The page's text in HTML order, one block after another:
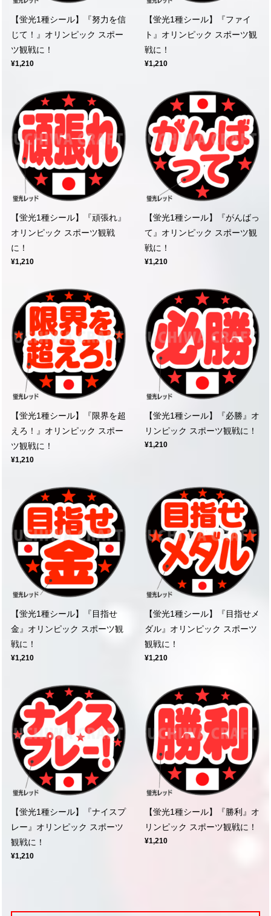
【蛍光1種シール】『努力を信
じて！』オリンピック スポー
ツ観戦に！
¥1,210
【蛍光1種シール】『ファイ
ト』オリンピック スポーツ観
戦に！
¥1,210
【蛍光1種シール】『頑張れ』
オリンピック スポーツ観戦
に！
¥1,210
【蛍光1種シール】『がんばっ
て』オリンピック スポーツ観
戦に！
¥1,210
【蛍光1種シール】『限界を超
えろ！』オリンピック スポー
ツ観戦に！
¥1,210
【蛍光1種シール】『必勝』オ
リンピック スポーツ観戦に！
¥1,210
【蛍光1種シール】『目指せ
金』オリンピック スポーツ観
戦に！
¥1,210
【蛍光1種シール】『目指せメ
ダル』オリンピック スポーツ
観戦に！
¥1,210
【蛍光1種シール】『ナイスプ
レー』オリンピック スポーツ
観戦に！
¥1,210
【蛍光1種シール】『勝利』オ
リンピック スポーツ観戦に！
¥1,210